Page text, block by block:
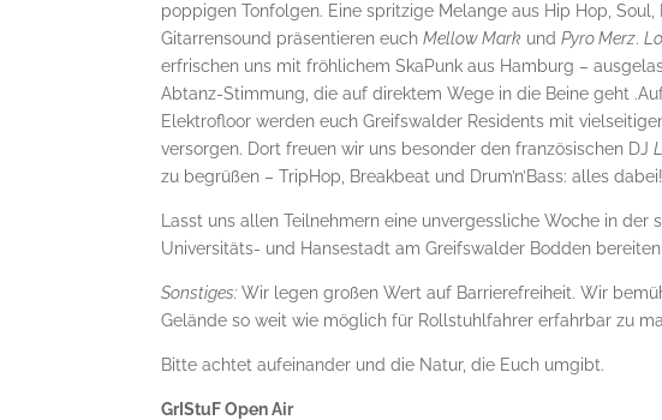
poppigen Tonfolgen. Eine spritzige Melange aus Hip Hop, Soul,
Gitarrensound präsentieren euchMellow Mark undPyro Merz.
erfrischen uns mit fröhlichem SkaPunk aus Hamburg –
Abtanz-Stimmung, die auf direktem Wege in die Beine geht
Elektrofloor werden euch Greifswalder Residents mit
versorgen. Dort freuen wir uns besonder den französischen DJ
zu begrüßen – TripHop, Breakbeat und Drum’n’Bass: alles dabei!
Lasst uns allen Teilnehmern eine unvergessliche Woche in der
Universitäts- und Hansestadt am Greifswalder Bodden
Sonstiges:Wir legen großen Wert auf Barrierefreiheit. Wir
Gelände so weit wie möglich für Rollstuhlfahrer erfahrbar zu
Bitte achtet aufeinander und die Natur, die Euch umgibt.
GrIStuF Open Air